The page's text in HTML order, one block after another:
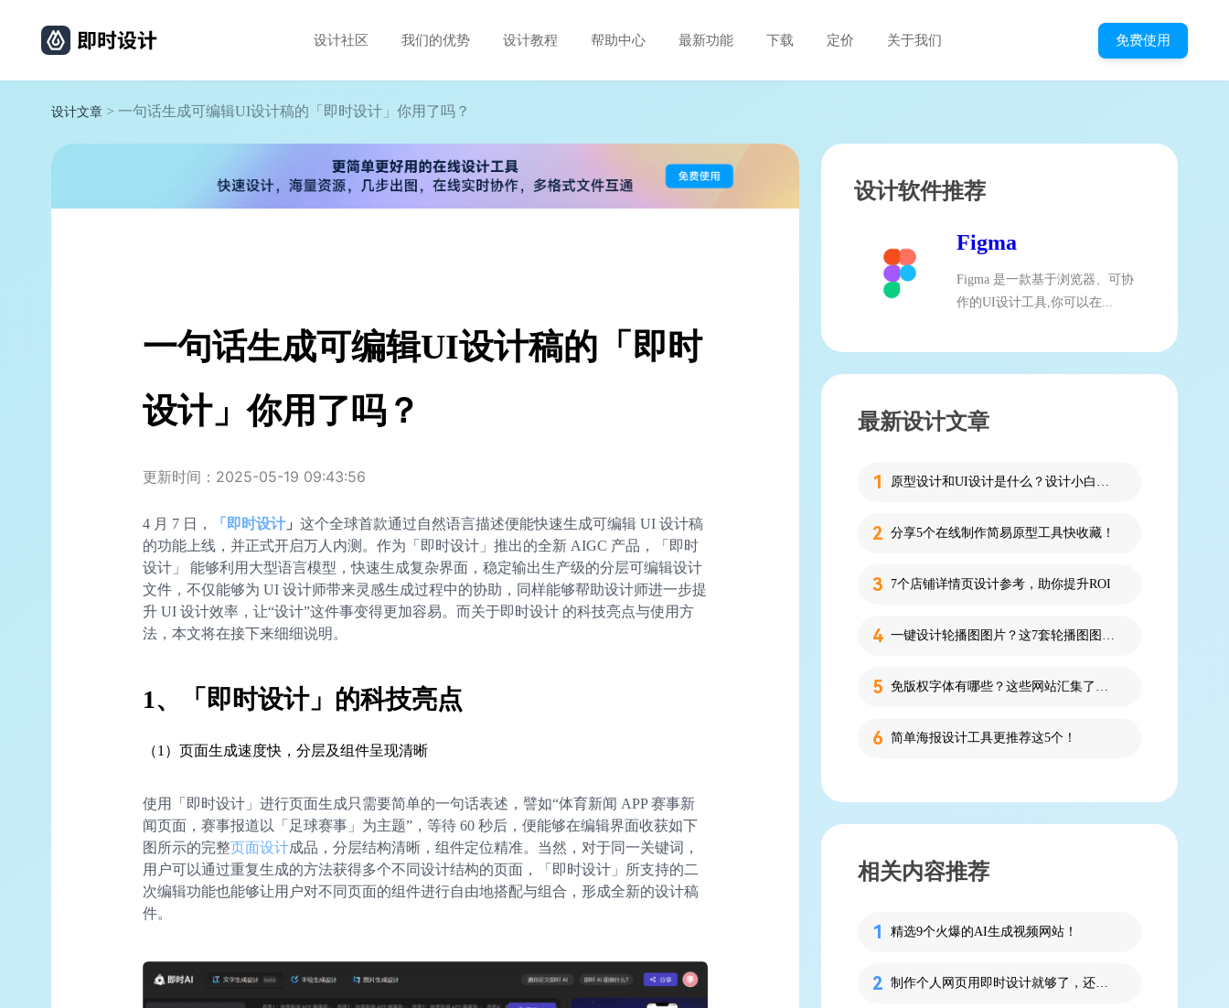
设计社区 我们的优势 设计教程 帮助中心 最新功能 下载 定价 关于我们 免费使用
设计文章 > 一句话生成可编辑UI设计稿的「即时设计」你用了吗？
一句话生成可编辑UI设计稿的「即时
设计」你用了吗？
更新时间：2025-05-19 09:43:56
4 月 7 日， 「即时设计 」 这个全球首款通过自然语言描述便能快速生成可编辑 UI 设计稿
的功能上线，并正式开启万人内测。作为「即时设计」推出的全新 AIGC 产品，「即时
设计」 能够利用大型语言模型，快速生成复杂界面，稳定输出生产级的分层可编辑设计
文件，不仅能够为 UI 设计师带来灵感生成过程中的协助，同样能够帮助设计师进一步提
升 UI 设计效率，让“设计”这件事变得更加容易。而关于即时设计 的科技亮点与使用方
法，本文将在接下来细细说明。
1、「即时设计」的科技亮点
（1）页面生成速度快，分层及组件呈现清晰
使用「即时设计」进行页面生成只需要简单的一句话表述，譬如“体育新闻 APP 赛事新
闻页面，赛事报道以「足球赛事」为主题”，等待 60 秒后，便能够在编辑界面收获如下
图所示的完整页面设计成品，分层结构清晰，组件定位精准。当然，对于同一关键词，
用户可以通过重复生成的方法获得多个不同设计结构的页面，「即时设计」所支持的二
次编辑功能也能够让用户对不同页面的组件进行自由地搭配与组合，形成全新的设计稿
件。
设计软件推荐
Figma
Figma 是一款基于浏览器、可协
作的UI设计工具,你可以在...
最新设计文章
原型设计和UI设计是什么？设计小白必看的科普！
分享5个在线制作简易原型工具快收藏！
7个店铺详情页设计参考，助你提升ROI
一键设计轮播图图片？这7套轮播图图片资源快收藏！
免版权字体有哪些？这些网站汇集了近百款免版权字体！
简单海报设计工具更推荐这5个！
相关内容推荐
精选9个火爆的AI生成视频网站！
制作个人网页用即时设计就够了，还支持 AI 生成网页！